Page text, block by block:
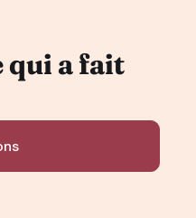
qui a fait